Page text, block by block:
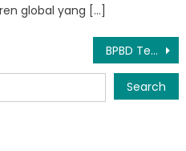
global yang […]
BPBD Tebing Tinggi Sergai Leads Emergency Drill to Enhance Readiness
Search